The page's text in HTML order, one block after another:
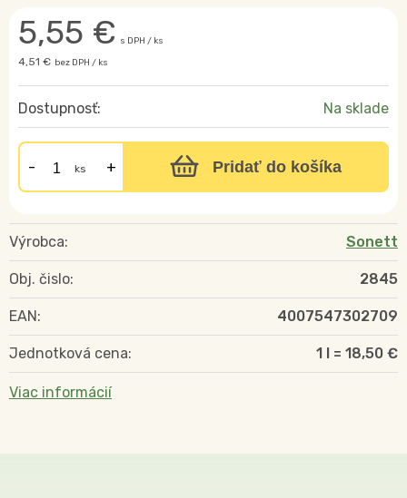
5,55 € s DPH / ks
4,51 € bez DPH / ks
Dostupnosť: Na sklade
ks Pridať do košíka
Výrobca: Sonett
Obj. čislo: 2845
EAN: 4007547302709
Jednotková cena: 1 l = 18,50 €
Viac informácií